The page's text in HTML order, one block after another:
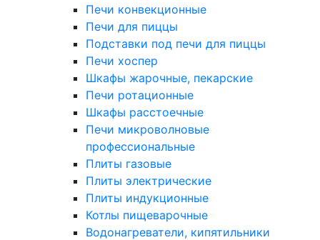
Печи конвекционные
Печи для пиццы
Подставки под печи для пиццы
Печи хоспер
Шкафы жарочные, пекарские
Печи ротационные
Шкафы расстоечные
Печи микроволновые
профессиональные
Плиты газовые
Плиты электрические
Плиты индукционные
Котлы пищеварочные
Водонагреватели, кипятильники